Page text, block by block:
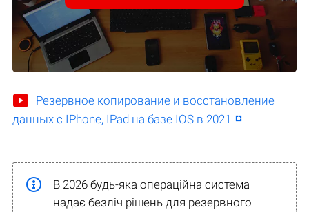
Резервное копирование и восстановление
данных с IPhone, IPad на базе IOS в 2021
В 2026 будь-яка операційна система
надає безліч рішень для резервного